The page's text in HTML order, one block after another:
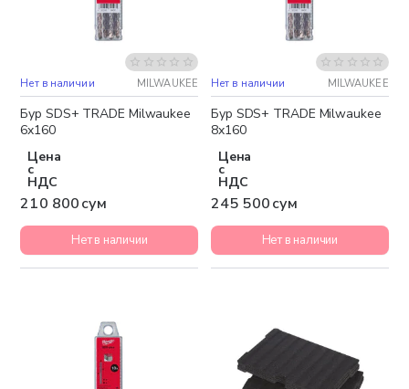
Нет в наличии MILWAUKEE
Бур SDS+ TRADE Milwaukee
6x160
Цена
с
НДС
210 800 сум
Нет в наличии
Нет в наличии MILWAUKEE
Бур SDS+ TRADE Milwaukee
8x160
Цена
с
НДС
245 500 сум
Нет в наличии